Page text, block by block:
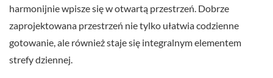
harmonijnie wpisze się w otwartą przestrzeń. Dobrze
zaprojektowana przestrzeń nie tylko ułatwia codzienne
gotowanie, ale również staje się integralnym elementem
strefy dziennej.